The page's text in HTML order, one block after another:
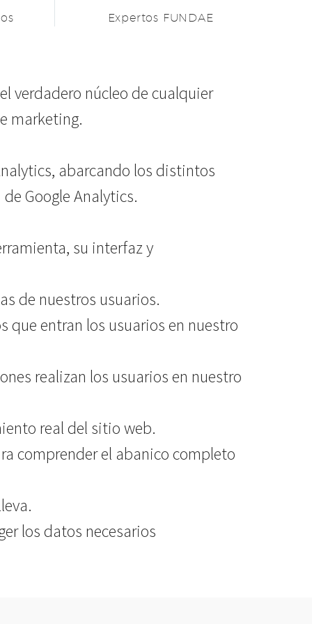
Expertos FUNDAE
verdadero núcleo de cualquier
marketing.
abarcando los distintos
Google Analytics.
su interfaz y
de nuestros usuarios.
que entran los usuarios en nuestro
realizan los usuarios en nuestro
real del sitio web.
comprender el abanico completo
los datos necesarios